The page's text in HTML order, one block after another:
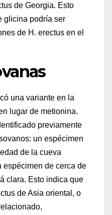
de Georgia. Esto
glicina podría ser
de H. erectus en el
una variante en la
lugar de metionina.
previamente
un espécimen
de la cueva
espécimen de cerca de
clara. Esto indica que
de Asia oriental, o